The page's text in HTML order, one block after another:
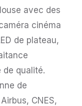
avec des
cinéma
de plateau,
qualité.
de
CNES,